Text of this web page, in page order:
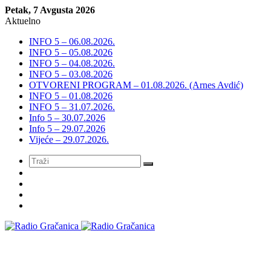
Petak, 7 Avgusta 2026
Aktuelno
INFO 5 – 06.08.2026.
INFO 5 – 05.08.2026
INFO 5 – 04.08.2026.
INFO 5 – 03.08.2026
OTVORENI PROGRAM – 01.08.2026. (Arnes Avdić)
INFO 5 – 01.08.2026
INFO 5 – 31.07.2026.
Info 5 – 30.07.2026
Info 5 – 29.07.2026
Vijeće – 29.07.2026.
Meni